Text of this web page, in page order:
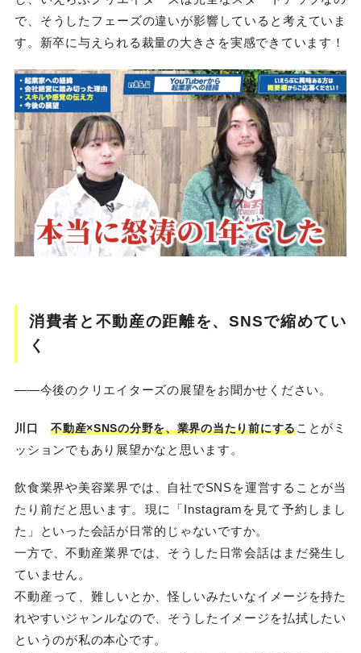
で、そうしたフェーズの違いが影響していると考えていま
す。新卒に与えられる裁量の大きさを実感できています！
消費者と不動産の距離を、SNSで縮めてい
く
——今後のクリエイターズの展望をお聞かせください。
川口 不動産×SNSの分野を、業界の当たり前にすることがミ
ッションでもあり展望かなと思います。
飲食業界や美容業界では、自社でSNSを運営することが当
たり前だと思います。現に「Instagramを見て予約しまし
た」といった会話が日常的じゃないですか。
一方で、不動産業界では、そうした日常会話はまだ発生し
ていません。
不動産って、難しいとか、怪しいみたいなイメージを持た
れやすいジャンルなので、そうしたイメージを払拭したい
というのが私の本心です。